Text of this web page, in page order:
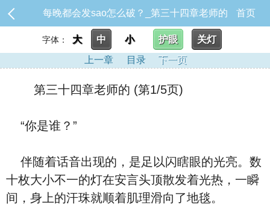
每晚都会发sao怎么破？_第三十四章老师的 首页
字体： 大 中 小 护眼
关灯
上一章
目录 下一页
第三十四章老师的 (第1/5页)
“你是谁？”
伴随着话音出现的，是足以闪瞎眼的光亮。数
十枚大小不一的灯在安言头顶散发着光热，一瞬
间，身上的汗珠就顺着肌理滑向了地毯。